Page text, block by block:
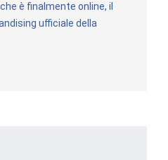
è finalmente online, il
ufficiale della